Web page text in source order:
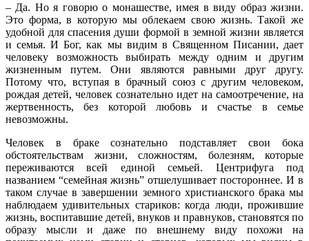
– Да. Но я говорю о монашестве, имея в виду образ жизни.
Это форма, в которую мы облекаем свою жизнь. Такой же
удобной для спасения души формой в земной жизни является
и семья. И Бог, как мы видим в Священном Писании, дает
человеку возможность выбирать между одним и другим
жизненным путем. Они являются равными друг другу.
Потому что, вступая в брачный союз с другим человеком,
рождая детей, человек сознательно идет на самоотречение, на
жертвенность, без которой любовь и счастье в семье
невозможны.
Человек в браке сознательно подставляет свои бока
обстоятельствам жизни, сложностям, болезням, которые
переживаются всей единой семьей. Центрифуга под
названием “семейная жизнь” отшелушивает постороннее. И в
таком случае в завершении земного христианского брака мы
наблюдаем удивительных стариков: когда люди, прожившие
жизнь, воспитавшие детей, внуков и правнуков, становятся по
образу мысли и даже по внешнему виду похожи на